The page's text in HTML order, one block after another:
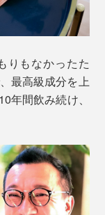
りもなかったた
最高級成分を上
年間飲み続け、